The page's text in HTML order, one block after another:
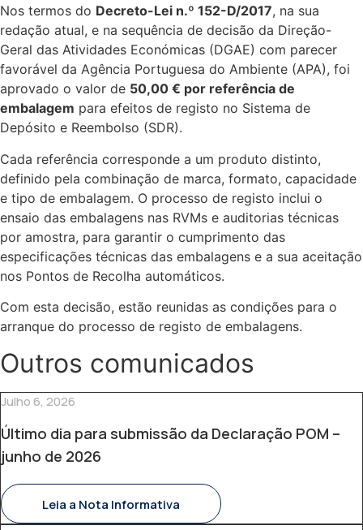
Nos termos do Decreto-Lei n.º 152-D/2017, na sua
redação atual, e na sequência de decisão da Direção-
Geral das Atividades Económicas (DGAE) com parecer
favorável da Agência Portuguesa do Ambiente (APA), foi
aprovado o valor de 50,00 € por referência de
embalagem para efeitos de registo no Sistema de
Depósito e Reembolso (SDR).
Cada referência corresponde a um produto distinto,
definido pela combinação de marca, formato, capacidade
e tipo de embalagem. O processo de registo inclui o
ensaio das embalagens nas RVMs e auditorias técnicas
por amostra, para garantir o cumprimento das
especificações técnicas das embalagens e a sua aceitação
nos Pontos de Recolha automáticos.
Com esta decisão, estão reunidas as condições para o
arranque do processo de registo de embalagens.
Outros comunicados
Julho 6, 2026
Último dia para submissão da Declaração POM –
junho de 2026
Leia a Nota Informativa